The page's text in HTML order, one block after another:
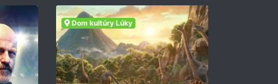
Dom kultúry Lúky